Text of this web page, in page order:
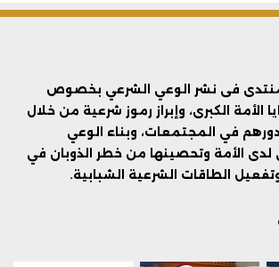
فى نشر الوعي الشرعي بخصوص
الأمة الكبرى، وإبراز رموز شرعية من خلال
في المجتمعات، وبناء الوعي
لدى الأمة وتحصينها من خطر الذوبان في
وتفعيل الطاقات الشرعية الشبابية.